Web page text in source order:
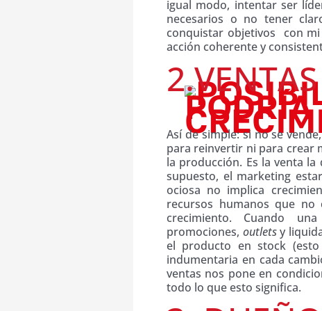
igual modo, intentar ser
necesarios o no tener
conquistar objetivos con
acción coherente y
2.VENTAS
Así de simple: si no se
para reinvertir ni para crear
la producción. Es la venta
supuesto, el marketing
ociosa no implica
recursos humanos que no
crecimiento. Cuando
promociones, outletsy
el producto en stock
indumentaria en cada
ventas nos pone en
todo lo que esto significa.